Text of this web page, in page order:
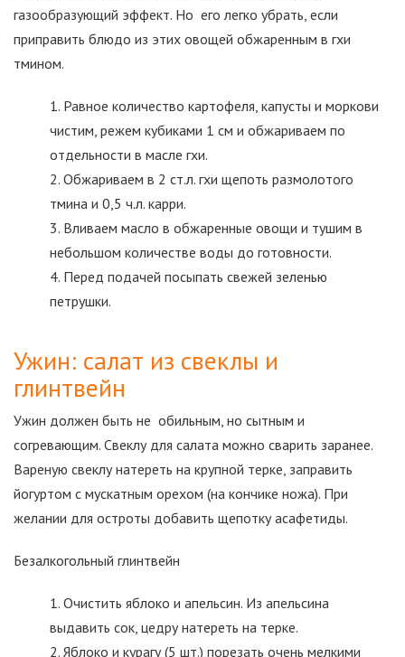
газообразующий эффект. Но его легко убрать, если
приправить блюдо из этих овощей обжаренным в гхи
тмином.
Равное количество картофеля, капусты и моркови
чистим, режем кубиками 1 см и обжариваем по
отдельности в масле гхи.
Обжариваем в 2 ст.л. гхи щепоть размолотого
тмина и 0,5 ч.л. карри.
Вливаем масло в обжаренные овощи и тушим в
небольшом количестве воды до готовности.
Перед подачей посыпать свежей зеленью
петрушки.
Ужин: салат из свеклы и
глинтвейн
Ужин должен быть не обильным, но сытным и
согревающим. Свеклу для салата можно сварить заранее.
Вареную свеклу натереть на крупной терке, заправить
йогуртом с мускатным орехом (на кончике ножа). При
желании для остроты добавить щепотку асафетиды.
Безалкогольный глинтвейн
Очистить яблоко и апельсин. Из апельсина
выдавить сок, цедру натереть на терке.
Яблоко и курагу (5 шт.) порезать очень мелкими